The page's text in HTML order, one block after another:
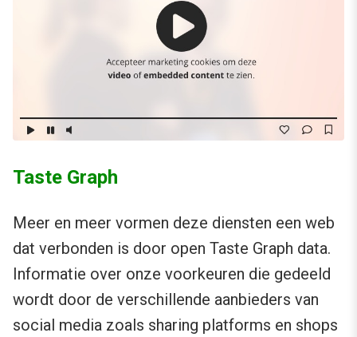
Taste Graph
Meer en meer vormen deze diensten een web
dat verbonden is door open Taste Graph data.
Informatie over onze voorkeuren die gedeeld
wordt door de verschillende aanbieders van
social media zoals sharing platforms en shops